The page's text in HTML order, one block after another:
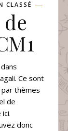
CLASSÉ
Ce sont
thèmes
de
donc